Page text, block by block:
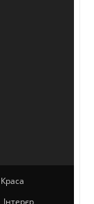
Краса